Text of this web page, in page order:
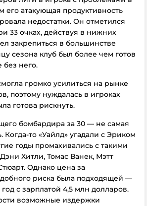
его атакующая продуктивность
недостатки. Он отметился
33 очках, действуя в нижних
закрепиться в большинстве
сезона клуб был более чем готов
без него.
громко усилиться на рынке
поэтому нуждалась в игроках
готова рискнуть.
бомбардира за 30 — не самая
то «Уайлд» угадали с Эриком
годы промахивались с такими
Хитли, Томас Ванек, Мэтт
Однако цена за
риска была подходящей —
с зарплатой 4,5 млн долларов.
возможные издержки